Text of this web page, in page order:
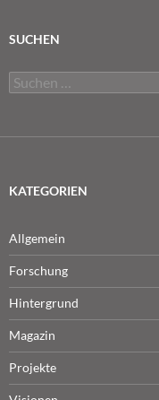
SUCHEN
Suchen
nach:
KATEGORIEN
Allgemein
Forschung
Hintergrund
Magazin
Projekte